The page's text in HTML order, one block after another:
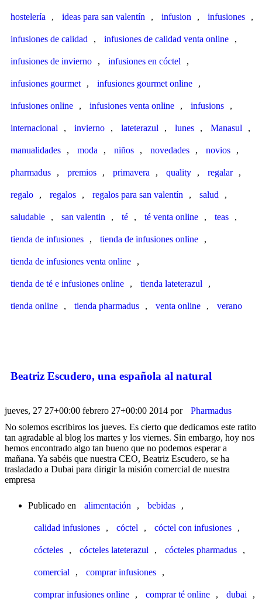
hostelería , ideas para san valentín , infusion , infusiones ,
infusiones de calidad , infusiones de calidad venta online ,
infusiones de invierno , infusiones en cóctel ,
infusiones gourmet , infusiones gourmet online ,
infusiones online , infusiones venta online , infusions ,
internacional , invierno , lateterazul , lunes , Manasul ,
manualidades , moda , niños , novedades , novios ,
pharmadus , premios , primavera , quality , regalar ,
regalo , regalos , regalos para san valentín , salud ,
saludable , san valentin , té , té venta online , teas ,
tienda de infusiones , tienda de infusiones online ,
tienda de infusiones venta online ,
tienda de té e infusiones online , tienda lateterazul ,
tienda online , tienda pharmadus , venta online , verano
Beatriz Escudero, una española al natural
jueves, 27 27+00:00 febrero 27+00:00 2014 por
Pharmadus
No solemos escribiros los jueves. Es cierto que dedicamos este ratito
tan agradable al blog los martes y los viernes. Sin embargo, hoy nos
hemos encontrado algo tan bueno que no podemos esperar a
mañana. Ya sabéis que nuestra CEO, Beatriz Escudero, se ha
trasladado a Dubai para dirigir la misión comercial de nuestra
empresa
Publicado en alimentación , bebidas ,
calidad infusiones , cóctel , cóctel con infusiones ,
cócteles , cócteles lateterazul , cócteles pharmadus ,
comercial , comprar infusiones ,
comprar infusiones online , comprar té online , dubai ,